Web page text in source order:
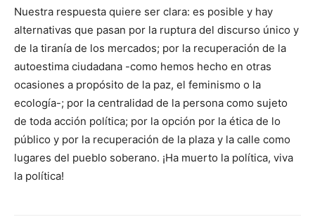
Nuestra respuesta quiere ser clara: es posible y hay
alternativas que pasan por la ruptura del discurso único y
de la tiranía de los mercados; por la recuperación de la
autoestima ciudadana -como hemos hecho en otras
ocasiones a propósito de la paz, el feminismo o la
ecología-; por la centralidad de la persona como sujeto
de toda acción política; por la opción por la ética de lo
público y por la recuperación de la plaza y la calle como
lugares del pueblo soberano. ¡Ha muerto la política, viva
la política!